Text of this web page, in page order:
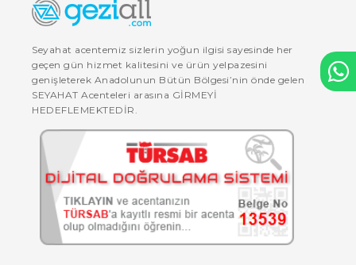
Seyahat acentemiz sizlerin yoğun ilgisi sayesinde her
geçen gün hizmet kalitesini ve ürün yelpazesini
genişleterek Anadolunun Bütün Bölgesi’nin önde gelen
SEYAHAT Acenteleri arasına GİRMEYİ
HEDEFLEMEKTEDİR.